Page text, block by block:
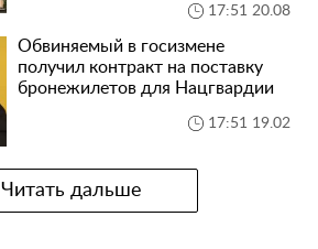
17:51 20.08
Обвиняемый в госизмене
получил контракт на поставку
бронежилетов для Нацгвардии
17:51 19.02
Читать дальше